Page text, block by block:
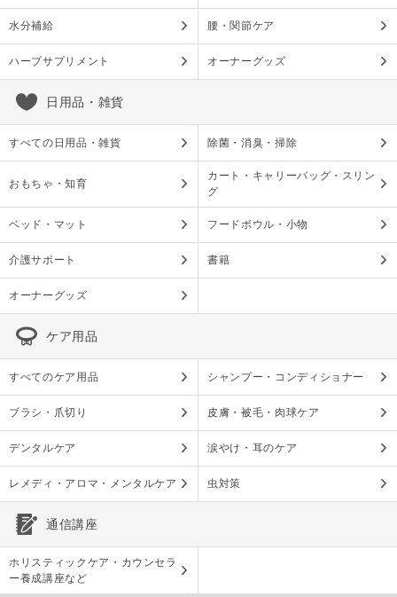
水分補給 腰・関節ケア
ハーブサプリメント オーナーグッズ
日用品・雑貨
すべての日用品・雑貨 除菌・消臭・掃除
おもちゃ・知育
カート・キャリーバッグ・スリン
グ
ベッド・マット フードボウル・小物
介護サポート 書籍
オーナーグッズ
ケア用品
すべてのケア用品 シャンプー・コンディショナー
ブラシ・爪切り 皮膚・被毛・肉球ケア
デンタルケア 涙やけ・耳のケア
レメディ・アロマ・メンタルケア 虫対策
通信講座
ホリスティックケア・カウンセラ
ー養成講座など